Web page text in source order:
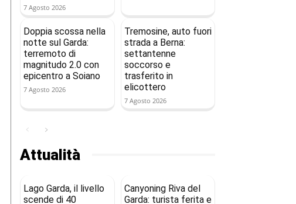
7 Agosto 2026
Doppia scossa nella
notte sul Garda:
terremoto di
magnitudo 2.0 con
epicentro a Soiano
7 Agosto 2026
Tremosine, auto fuori
strada a Berna:
settantenne
soccorso e
trasferito in
elicottero
7 Agosto 2026
Attualità
Lago Garda, il livello
scende di 40
Canyoning Riva del
Garda: turista ferita e